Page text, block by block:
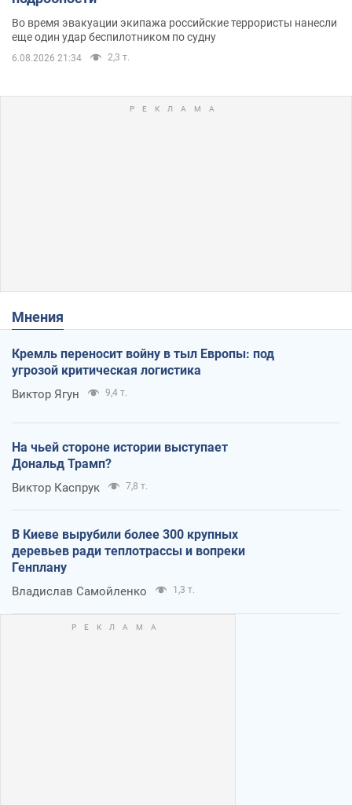
Во время эвакуации экипажа российские террористы нанесли
еще один удар беспилотником по судну
6.08.2026 21:34 2,3 т.
Мнения
Кремль переносит войну в тыл Европы: под
угрозой критическая логистика
Виктор Ягун 9,4 т.
На чьей стороне истории выступает
Дональд Трамп?
Виктор Каспрук 7,8 т.
В Киеве вырубили более 300 крупных
деревьев ради теплотрассы и вопреки
Генплану
Владислав Самойленко 1,3 т.